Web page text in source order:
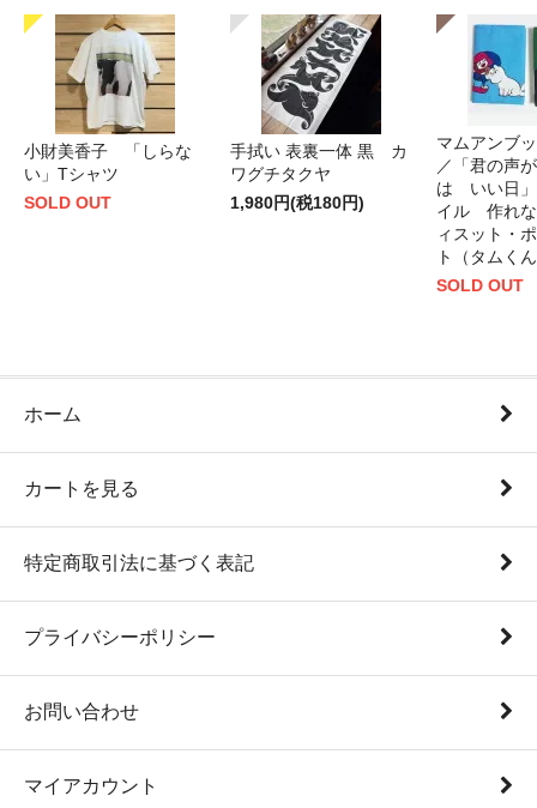
小財美香子 「しらな
い」Tシャツ
SOLD OUT
手拭い 表裏一体 黒 カ
ワグチタクヤ
1,980円(税180円)
マムアンブ
／「君の声
は いい日」
イル 作れ
ィスット・
ト（タムく
SOLD OUT
ホーム
カートを見る
特定商取引法に基づく表記
プライバシーポリシー
お問い合わせ
マイアカウント